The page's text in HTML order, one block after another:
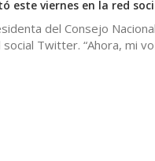
este viernes en la red
del Consejo
Twitter. “Ahora, mi